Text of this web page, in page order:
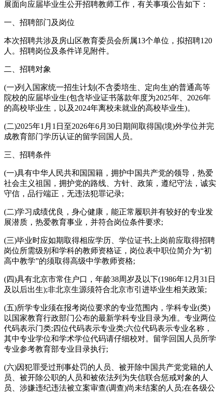
展面向应届毕业生公开招聘教师工作，有关事项公告如下：
一、招聘部门及岗位
本次招聘共涉及房山区教育委员会所属13个单位，拟招聘120
人。招聘岗位及条件详见附件。
二、招聘对象
(一)列入国家统一招生计划(不含委培生、定向生)的普通高等
院校的应届毕业生(包含毕业证书落款年度为2025年、2026年
的高校毕业生，以及2024年离校未就业的高校毕业生)。
(二)2025年1月1日至2026年6月30日期间取得国(境)外学位并完
成教育部门学历认证的留学回国人员。
三、招聘条件
(一)具有中华人民共和国国籍，拥护中国共产党的领导，热爱
社会主义祖国，拥护党的路线、方针、政策，遵纪守法，诚实
守信，品行端正，无违法犯罪记录;
(二)学习成绩优良，身心健康，能正常履职并有较好的专业发
展潜质，热爱教育事业，并符合岗位条件要求;
(三)毕业时应如期取得相应学历、学位证书;上岗前应取得招聘
岗位所需级别和学科的教师资格证，岗位表中职位简介为“初
高中教学”的须取得高级中学教师资格;
(四)具有北京市常住户口，年龄38周岁及以下(1986年12月31日
及以后出生);非北京生源须符合北京市引进毕业生相关政策;
(五)所学专业须在报考岗位要求的专业范围内，学科专业(类)
以国家教育行政部门公布的最新学科专业目录为准。专业两位
代码表示门类;四位代码表示专业类;六位代码表示专业名称，
其中专业学位和学术学位代码请仔细校对。留学回国人员所学
专业参考教育部专业目录执行;
(六)因犯罪受过刑事处罚的人员、被开除中国共产党党籍的人
员、被开除公职的人员和被依法列为失信联合惩戒对象的人
员、涉嫌违纪违法被立案审查(调查)尚未结案的人员;在各级公